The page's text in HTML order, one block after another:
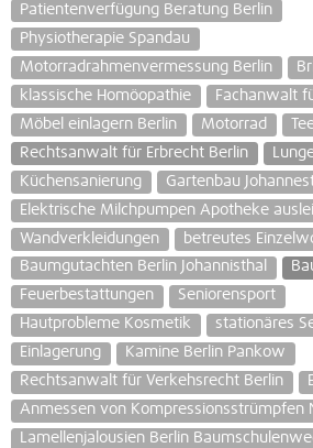
Patientenverfügung Beratung Berlin
Physiotherapie Spandau
Motorradrahmenvermessung Berlin
klassische Homöopathie
Fachanwalt
Möbel einlagern Berlin
Motorrad
Rechtsanwalt für Erbrecht Berlin
Küchensanierung
Gartenbau
Elektrische Milchpumpen Apotheke
Wandverkleidungen
betreutes
Baumgutachten Berlin Johannisthal
Feuerbestattungen
Seniorensport
Hautprobleme Kosmetik
stationäres
Einlagerung
Kamine Berlin Pankow
Rechtsanwalt für Verkehsrecht Berlin
Anmessen von Kompressionsstrümpfen
Lamellenjalousien Berlin